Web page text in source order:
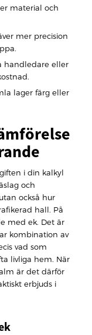
material och
mer precision
handledare eller
lager färg eller
i din kalkyl
och
också hur
hall. På
med ek. Det är
kombination av
vad som
livliga hem. När
är det därför
erbjuds i